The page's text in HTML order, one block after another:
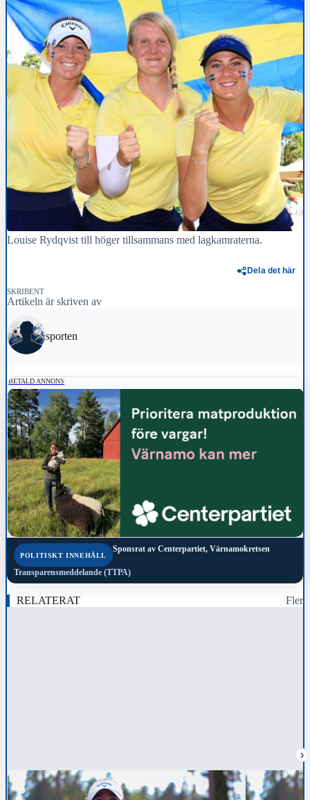
Louise Rydqvist till höger tillsammans med lagkamraterna.
Dela det här
SKRIBENT
Artikeln är skriven av
sporten
BETALD ANNONS
POLITISKT INNEHÅLL
Sponsrat av Centerpartiet, Värnamokretsen
Transparensmeddelande (TTPA)
RELATERAT Fler
›